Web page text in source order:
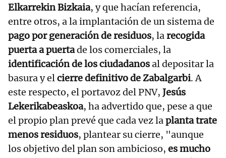
Elkarrekin Bizkaia, y que hacían referencia,
entre otros, a la implantación de un sistema de
pago por generación de residuos, larecogida
puerta a puertade los comerciales, la
identificación de los ciudadanosal depositar la
basura y elcierre definitivo de Zabalgarbi. A
este respecto, el portavoz del PNV, Jesús
Lekerikabeaskoa, ha advertido que, pese a que
el propio plan prevé que cada vez laplanta trate
menos residuos, plantear su cierre, "aunque
los objetivo del plan son ambicioso, es mucho